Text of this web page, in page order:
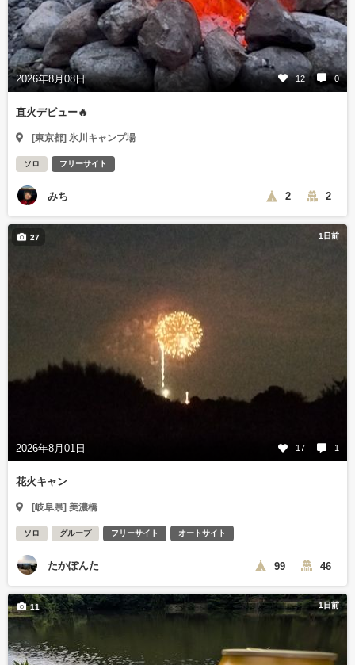
2026年8月08日 12 0
直火デビュー🔥
[東京都] 氷川キャンプ場
ソロ フリーサイト
みち 2 2
1日前
2026年8月01日 17 1
27
花火キャン
[岐阜県] 美濃橋
ソロ グループ フリーサイト オートサイト
たかぽんた 99 46
1日前
11